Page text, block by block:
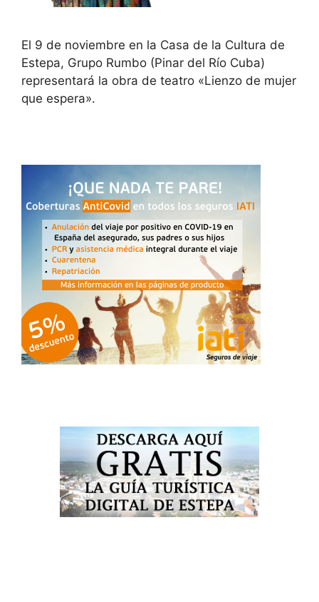
El 9 de noviembre en la Casa de la Cultura de
Estepa, Grupo Rumbo (Pinar del Río Cuba)
representará la obra de teatro «Lienzo de mujer
que espera».